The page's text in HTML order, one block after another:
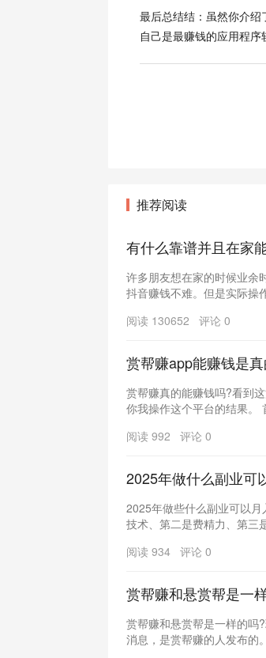
最后总结结：虽然你介
自己是最赚钱的应用程
推荐阅读
有什么靠谱并且在家
许多朋友想在家的时候业余
抖音赚钱不难。但是实际操
阅读 130652 评论 0
赏帮赚app能赚钱是
赏帮赚真的能赚钱吗?看到
你我操作这个平台的结果。
阅读 992 评论 0
2025年做什么副业可
2025年做些什么副业可以
技术、第二是费精力、第三
阅读 934 评论 0
赏帮赚和悬赏帮是一
赏帮赚和悬赏帮是一样的吗
消息，是赏帮赚的人发布的